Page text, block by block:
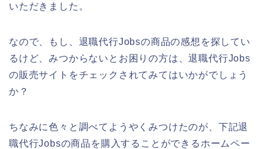
いただきました。
なので、もし、退職代行Jobsの商品の感想を探してい
るけど、みつからないとお困りの方は、退職代行Jobs
の販売サイトをチェックされてみてはいかがでしょう
か？
ちなみに色々と調べてようやくみつけたのが、下記退
職代行Jobsの商品を購入することができるホームペー